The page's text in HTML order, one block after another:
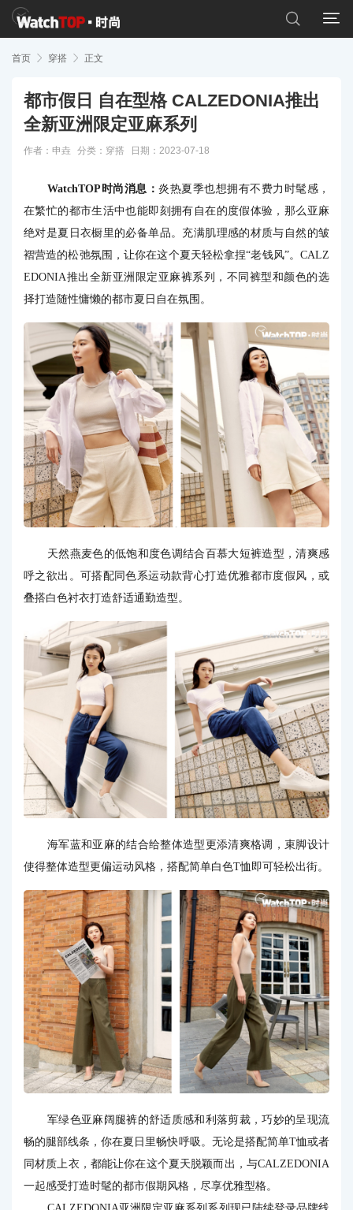


首页  穿搭  正文
都市假日 自在型格 CALZEDONIA推出
全新亚洲限定亚麻系列
作者：申垚 分类： 穿搭 日期：2023-07-18
WatchTOP时尚消息： 炎热夏季也想拥有不费力时髦感，
在繁忙的都市生活中也能即刻拥有自在的度假体验，那么亚麻
绝对是夏日衣橱里的必备单品。充满肌理感的材质与自然的皱
褶营造的松弛氛围，让你在这个夏天轻松拿捏“老钱风”。CALZ
EDONIA推出全新亚洲限定亚麻裤系列，不同裤型和颜色的选
择打造随性慵懒的都市夏日自在氛围。
天然燕麦色的低饱和度色调结合百慕大短裤造型，清爽感
呼之欲出。可搭配同色系运动款背心打造优雅都市度假风，或
叠搭白色衬衣打造舒适通勤造型。
海军蓝和亚麻的结合给整体造型更添清爽格调，束脚设计
使得整体造型更偏运动风格，搭配简单白色T恤即可轻松出街。
军绿色亚麻阔腿裤的舒适质感和利落剪裁，巧妙的呈现流
畅的腿部线条，你在夏日里畅快呼吸。无论是搭配简单T恤或者
同材质上衣，都能让你在这个夏天脱颖而出，与CALZEDONIA
一起感受打造时髦的都市假期风格，尽享优雅型格。